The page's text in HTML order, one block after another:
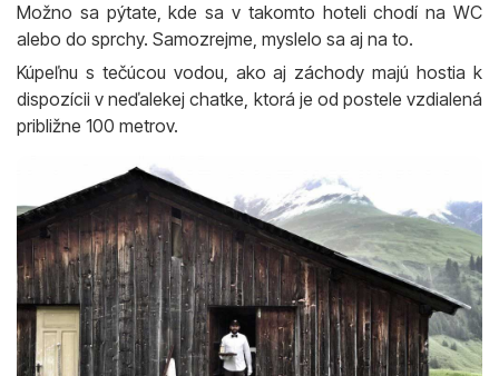
Možno sa pýtate, kde sa v takomto hoteli chodí na WC
alebo do sprchy. Samozrejme, myslelo sa aj na to.
Kúpeľnu s tečúcou vodou, ako aj záchody majú hostia k
dispozícii v neďalekej chatke, ktorá je od postele vzdialená
približne 100 metrov.